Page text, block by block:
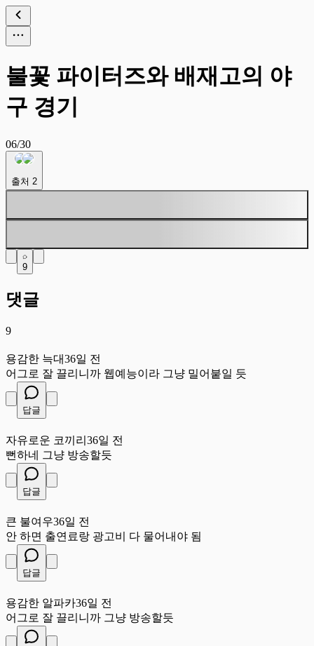
불꽃 파이터즈와 배재고의 야
구 경기
06/30
출처 2
9
댓글
9
용감한 늑대36일 전
어그로 잘 끌리니까 웹예능이라 그냥 밀어붙일 듯
답글
자유로운 코끼리 36일 전
뻔하네 그냥 방송할듯
답글
큰 불여우36일 전
안 하면 출연료랑 광고비 다 물어내야 됨
답글
용감한 알파카36일 전
어그로 잘 끌리니까 그냥 방송할듯